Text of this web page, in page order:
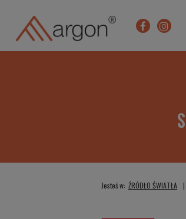
Jesteś w: ŹRÓDŁO ŚWIATŁA